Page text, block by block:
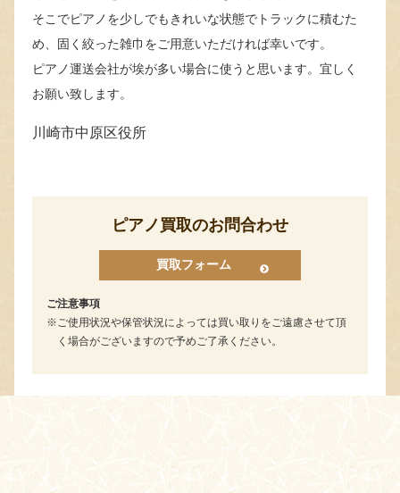
そこでピアノを少しでもきれいな状態でトラックに積むた
め、固く絞った雑巾をご用意いただければ幸いです。
ピアノ運送会社が埃が多い場合に使うと思います。宜しく
お願い致します。
川崎市中原区役所
ピアノ買取のお問合わせ
買取フォーム
ご注意事項
ご使用状況や保管状況によっては買い取りをご遠慮させて頂
く場合がございますので予めご了承ください。